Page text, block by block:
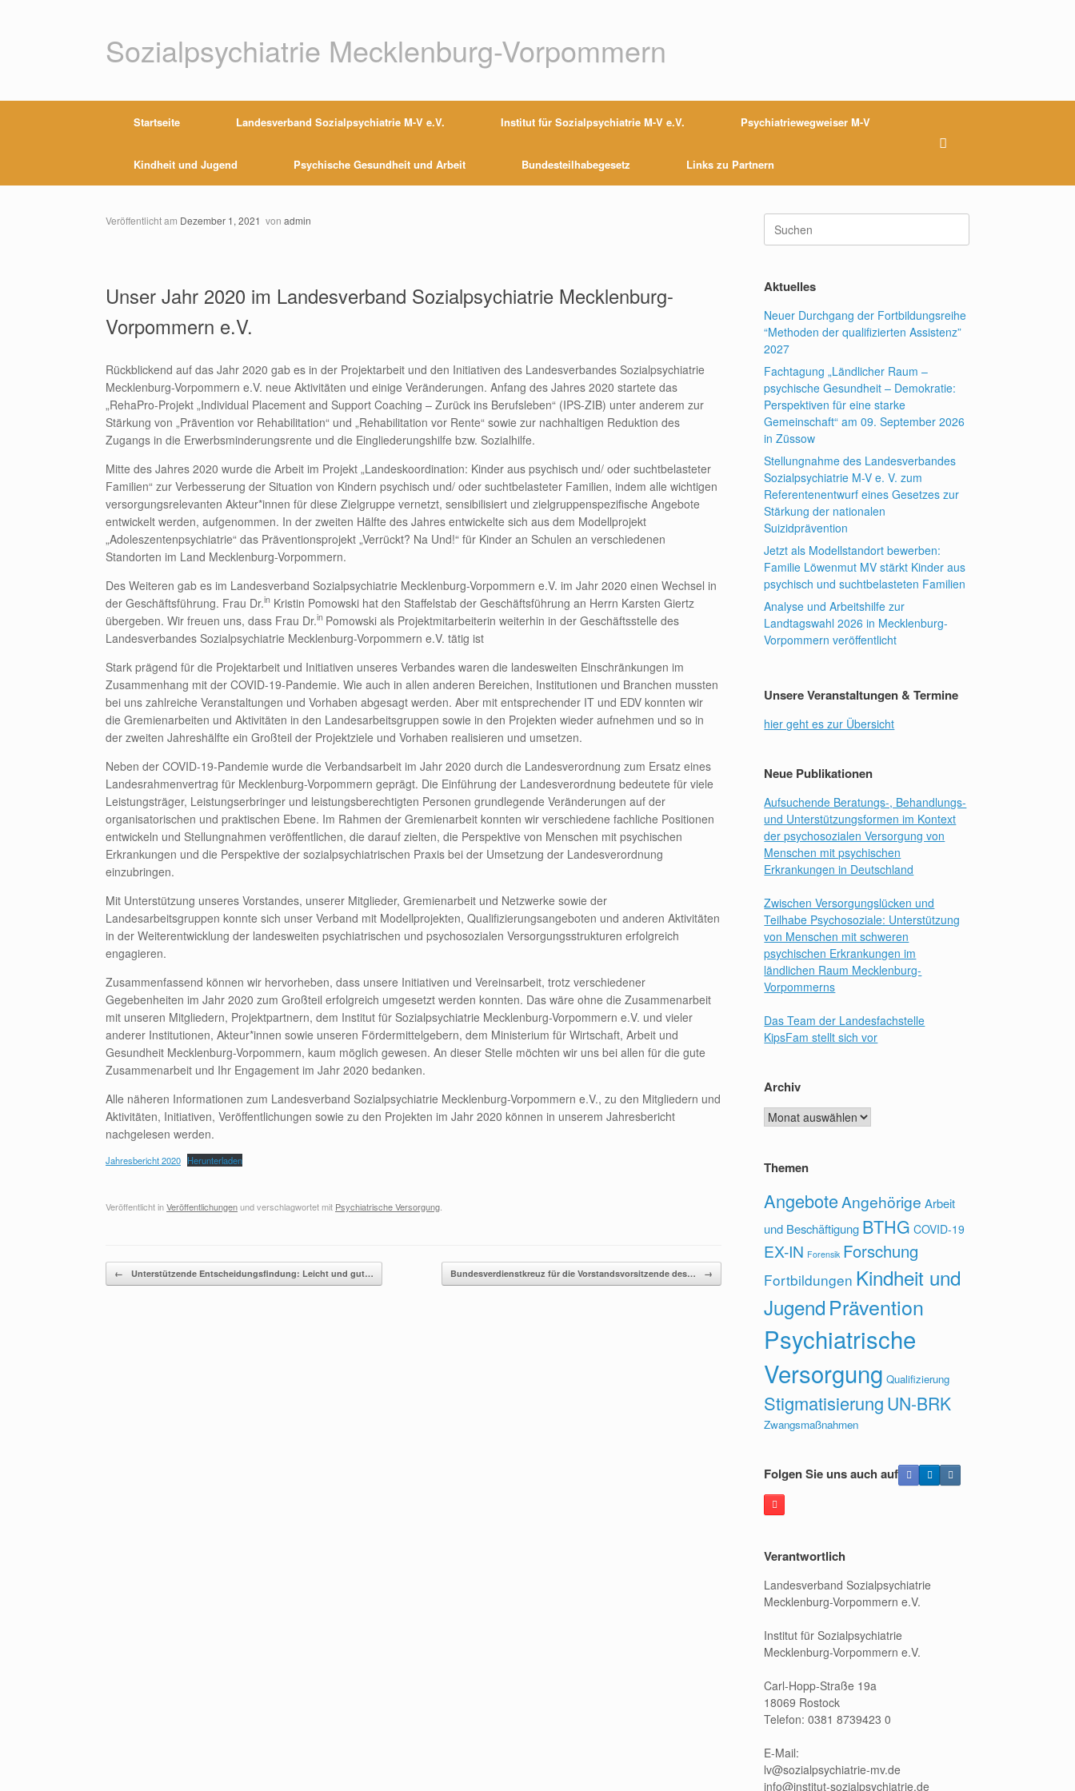
Sozialpsychiatrie Mecklenburg-Vorpommern
Startseite Landesverband Sozialpsychiatrie M-V e.V. Institut für Sozialpsychiatrie M-V e.V. Psychiatriewegweiser M-V
Kindheit und Jugend Psychische Gesundheit und Arbeit Bundesteilhabegesetz Links zu Partnern
Veröffentlicht am Dezember 1, 2021 von admin
Unser Jahr 2020 im Landesverband Sozialpsychiatrie Mecklenburg-
Vorpommern e.V.
Rückblickend auf das Jahr 2020 gab es in der Projektarbeit und den Initiativen des Landesverbandes Sozialpsychiatrie
Mecklenburg-Vorpommern e.V. neue Aktivitäten und einige Veränderungen. Anfang des Jahres 2020 startete das
„RehaPro-Projekt „Individual Placement and Support Coaching – Zurück ins Berufsleben“ (IPS-ZIB) unter anderem zur
Stärkung von „Prävention vor Rehabilitation“ und „Rehabilitation vor Rente“ sowie zur nachhaltigen Reduktion des
Zugangs in die Erwerbsminderungsrente und die Eingliederungshilfe bzw. Sozialhilfe.
Mitte des Jahres 2020 wurde die Arbeit im Projekt „Landeskoordination: Kinder aus psychisch und/ oder suchtbelasteter
Familien“ zur Verbesserung der Situation von Kindern psychisch und/ oder suchtbelasteter Familien, indem alle wichtigen
versorgungsrelevanten Akteur*innen für diese Zielgruppe vernetzt, sensibilisiert und zielgruppenspezifische Angebote
entwickelt werden, aufgenommen. In der zweiten Hälfte des Jahres entwickelte sich aus dem Modellprojekt
„Adoleszentenpsychiatrie“ das Präventionsprojekt „Verrückt? Na Und!“ für Kinder an Schulen an verschiedenen
Standorten im Land Mecklenburg-Vorpommern.
Des Weiteren gab es im Landesverband Sozialpsychiatrie Mecklenburg-Vorpommern e.V. im Jahr 2020 einen Wechsel in
der Geschäftsführung. Frau Dr.in Kristin Pomowski hat den Staffelstab der Geschäftsführung an Herrn Karsten Giertz
übergeben. Wir freuen uns, dass Frau Dr.in Pomowski als Projektmitarbeiterin weiterhin in der Geschäftsstelle des
Landesverbandes Sozialpsychiatrie Mecklenburg-Vorpommern e.V. tätig ist
Stark prägend für die Projektarbeit und Initiativen unseres Verbandes waren die landesweiten Einschränkungen im
Zusammenhang mit der COVID-19-Pandemie. Wie auch in allen anderen Bereichen, Institutionen und Branchen mussten
bei uns zahlreiche Veranstaltungen und Vorhaben abgesagt werden. Aber mit entsprechender IT und EDV konnten wir
die Gremienarbeiten und Aktivitäten in den Landesarbeitsgruppen sowie in den Projekten wieder aufnehmen und so in
der zweiten Jahreshälfte ein Großteil der Projektziele und Vorhaben realisieren und umsetzen.
Neben der COVID-19-Pandemie wurde die Verbandsarbeit im Jahr 2020 durch die Landesverordnung zum Ersatz eines
Landesrahmenvertrag für Mecklenburg-Vorpommern geprägt. Die Einführung der Landesverordnung bedeutete für viele
Leistungsträger, Leistungserbringer und leistungsberechtigten Personen grundlegende Veränderungen auf der
organisatorischen und praktischen Ebene. Im Rahmen der Gremienarbeit konnten wir verschiedene fachliche Positionen
entwickeln und Stellungnahmen veröffentlichen, die darauf zielten, die Perspektive von Menschen mit psychischen
Erkrankungen und die Perspektive der sozialpsychiatrischen Praxis bei der Umsetzung der Landesverordnung
einzubringen.
Mit Unterstützung unseres Vorstandes, unserer Mitglieder, Gremienarbeit und Netzwerke sowie der
Landesarbeitsgruppen konnte sich unser Verband mit Modellprojekten, Qualifizierungsangeboten und anderen Aktivitäten
in der Weiterentwicklung der landesweiten psychiatrischen und psychosozialen Versorgungsstrukturen erfolgreich
engagieren.
Zusammenfassend können wir hervorheben, dass unsere Initiativen und Vereinsarbeit, trotz verschiedener
Gegebenheiten im Jahr 2020 zum Großteil erfolgreich umgesetzt werden konnten. Das wäre ohne die Zusammenarbeit
mit unseren Mitgliedern, Projektpartnern, dem Institut für Sozialpsychiatrie Mecklenburg-Vorpommern e.V. und vieler
anderer Institutionen, Akteur*innen sowie unseren Fördermittelgebern, dem Ministerium für Wirtschaft, Arbeit und
Gesundheit Mecklenburg-Vorpommern, kaum möglich gewesen. An dieser Stelle möchten wir uns bei allen für die gute
Zusammenarbeit und Ihr Engagement im Jahr 2020 bedanken.
Alle näheren Informationen zum Landesverband Sozialpsychiatrie Mecklenburg-Vorpommern e.V., zu den Mitgliedern und
Aktivitäten, Initiativen, Veröffentlichungen sowie zu den Projekten im Jahr 2020 können in unserem Jahresbericht
nachgelesen werden.
Jahresbericht 2020 Herunterladen
Veröffentlicht inVeröffentlichungenund verschlagwortet mit Psychiatrische Versorgung
Beitragsnavigation
← Unterstützende Entscheidungsfindung: Leicht und gut… Bundesverdienstkreuz für die Vorstandsvorsitzende des… →
nach:
Aktuelles
Neuer Durchgang der Fortbildungsreihe
“Methoden der qualifizierten Assistenz”
2027
Fachtagung „Ländlicher Raum –
psychische Gesundheit – Demokratie:
Perspektiven für eine starke
Gemeinschaft“ am 09. September 2026
in Züssow
Stellungnahme des Landesverbandes
Sozialpsychiatrie M-V e. V. zum
Referentenentwurf eines Gesetzes zur
Stärkung der nationalen
Suizidprävention
Jetzt als Modellstandort bewerben:
Familie Löwenmut MV stärkt Kinder aus
psychisch und suchtbelasteten Familien
Analyse und Arbeitshilfe zur
Landtagswahl 2026 in Mecklenburg-
Vorpommern veröffentlicht
Unsere Veranstaltungen & Termine
hier geht es zur Übersicht
Neue Publikationen
Aufsuchende Beratungs-, Behandlungs-
und Unterstützungsformen im Kontext
der psychosozialen Versorgung von
Menschen mit psychischen
Erkrankungen in Deutschland
Zwischen Versorgungslücken und
Teilhabe Psychosoziale: Unterstützung
von Menschen mit schweren
psychischen Erkrankungen im
ländlichen Raum Mecklenburg-
Vorpommerns
Das Team der Landesfachstelle
KipsFam stellt sich vor
Archiv
Archiv
Themen
AngeboteAngehörige Arbeit
und Beschäftigung BTHG COVID-19
EX-IN Forensik Forschung
Fortbildungen Kindheit und
Jugend Prävention
Psychiatrische
Versorgung Qualifizierung
Stigmatisierung UN-BRK
Zwangsmaßnahmen
Folgen Sie uns auch auf
Verantwortlich
Landesverband Sozialpsychiatrie
Mecklenburg-Vorpommern e.V.
Institut für Sozialpsychiatrie
Mecklenburg-Vorpommern e.V.
Carl-Hopp-Straße 19a
18069 Rostock
Telefon: 0381 8739423 0
E-Mail:
lv@sozialpsychiatrie-mv.de
info@institut-sozialpsychiatrie.de